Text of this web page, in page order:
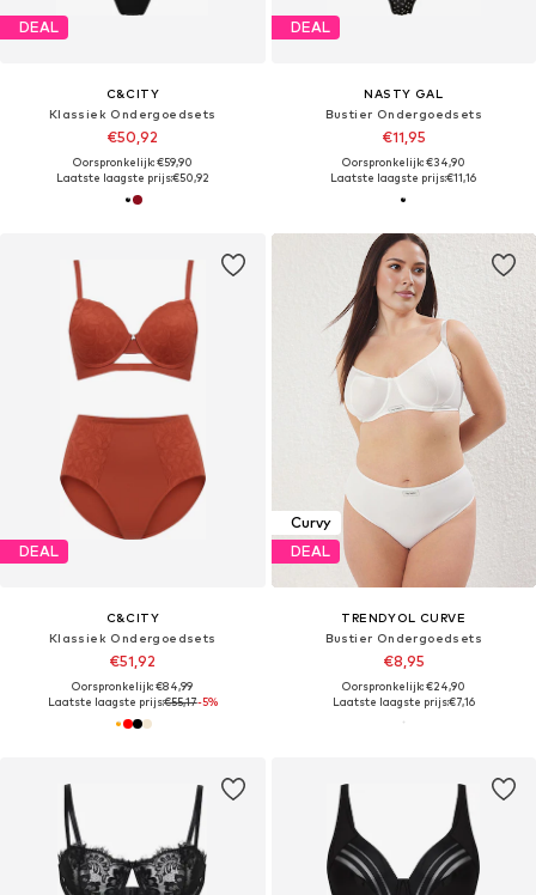
DEAL
C&CITY
Klassiek Ondergoedsets
€50,92
Oorspronkelijk: €59,90
Laatste laagste prijs:€50,92
DEAL
NASTY GAL
Bustier Ondergoedsets
€11,95
Oorspronkelijk: €34,90
Laatste laagste prijs:€11,16
DEAL
C&CITY
Klassiek Ondergoedsets
€51,92
Oorspronkelijk: €84,99
Laatste laagste prijs:€55,17-5%
Curvy
DEAL
TRENDYOL CURVE
Bustier Ondergoedsets
€8,95
Oorspronkelijk: €24,90
Laatste laagste prijs:€7,16